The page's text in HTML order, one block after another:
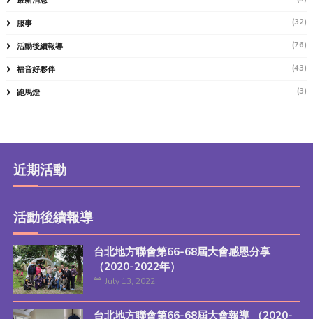
服事 (32)
活動後續報導 (76)
福音好夥伴 (43)
跑馬燈 (3)
近期活動
活動後續報導
台北地方聯會第66-68屆大會感恩分享
（2020-2022年）
July 13, 2022
台北地方聯會第66-68屆大會報導 （2020-